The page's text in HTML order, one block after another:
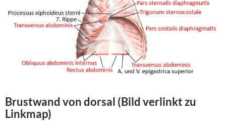
Brustwand von dorsal (Bild verlinkt zu
Linkmap)